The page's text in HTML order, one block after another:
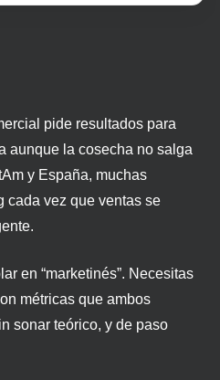
pide resultados para
aunque la cosecha no salga
y España, muchas
cada vez que ventas se
en “marketinés”. Necesitas
métricas que ambos
sonar teórico, y de paso